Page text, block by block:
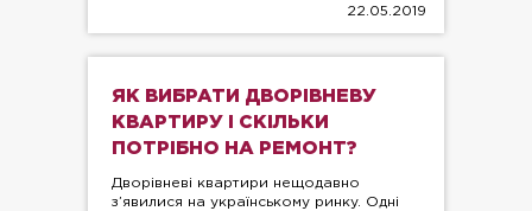
22.05.2019
ЯК ВИБРАТИ ДВОРІВНЕВУ
КВАРТИРУ І СКІЛЬКИ
ПОТРІБНО НА РЕМОНТ?
Дворівневі квартири нещодавно
з’явилися на українському ринку. Одні